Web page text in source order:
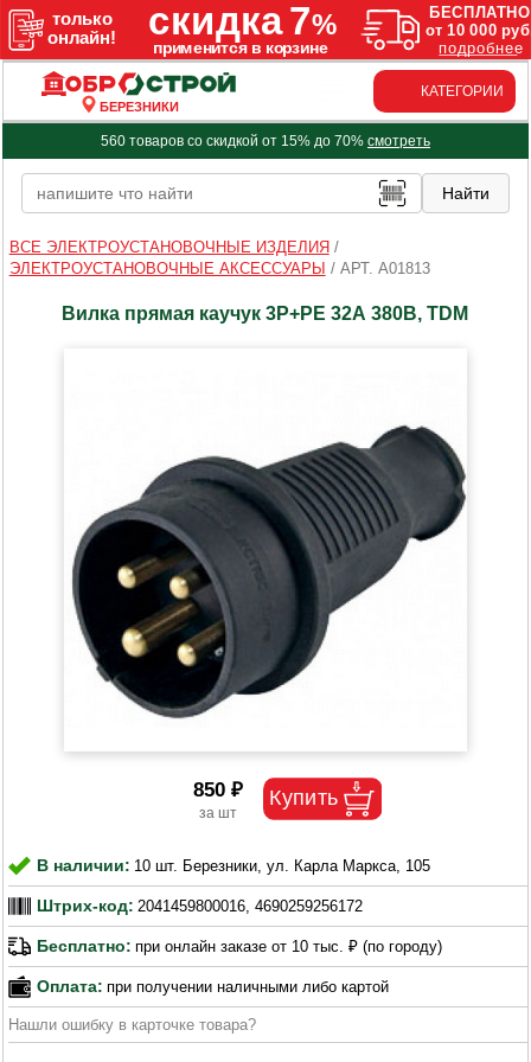
БЕРЕЗНИКИ
КАТЕГОРИИ
560 товаров со скидкой от 15% до 70% смотреть
ВСЕ ЭЛЕКТРОУСТАНОВОЧНЫЕ ИЗДЕЛИЯ /
ЭЛЕКТРОУСТАНОВОЧНЫЕ АКСЕССУАРЫ / АРТ. A01813
Вилка прямая каучук 3P+PE 32А 380В, TDM
850 ₽
В наличии: 10 шт. Березники, ул. Карла Маркса, 105
Штрих-код: 2041459800016, 4690259256172
Бесплатно: при онлайн заказе от 10 тыс. ₽ (по городу)
Оплата: при получении наличными либо картой
Нашли ошибку в карточке товара?